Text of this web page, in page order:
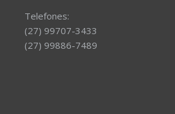
Telefones:
(27) 99707-3433
(27) 99886-7489